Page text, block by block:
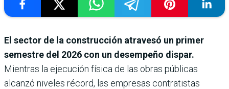
El sector de la construcción atravesó un primer
semestre del 2026 con un desempeño dispar.
Mientras la ejecución física de las obras públicas
alcanzó niveles récord, las empresas contratistas